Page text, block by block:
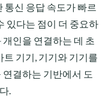
통신 응답 속도가 빠르
있다는 점이 더 중요하
인을 연결하는 데 초
기기, 기기와 기기를
결하는 기반에서 도
.